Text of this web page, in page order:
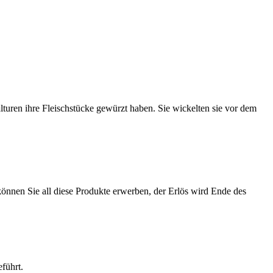
ihre Fleischstücke gewürzt haben. Sie wickelten sie vor dem
Sie all diese Produkte erwerben, der Erlös wird Ende des